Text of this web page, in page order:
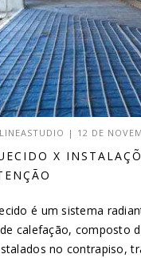
LINEASTUDIO | 12 DE
X
é um sistema
calefação, composto
no contrapiso,